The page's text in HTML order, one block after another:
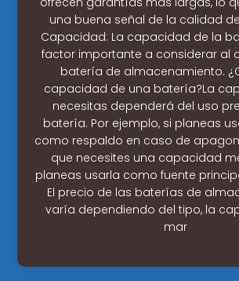
una buena señal de la calidad
Capacidad: La capacidad de la
factor importante a considerar al
batería de almacenamiento.
capacidad de una batería?La
necesitas dependerá del uso
batería. Por ejemplo, si planeas
como respaldo en caso de
que necesites una capacidad
planeas usarla como fuente
El precio de las baterías de
varía dependiendo del tipo, la
mar